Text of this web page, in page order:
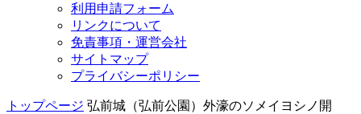
利用申請フォーム
リンクについて
免責事項・運営会社
サイトマップ
プライバシーポリシー
トップページ 弘前城（弘前公園）外濠のソメイヨシノ開